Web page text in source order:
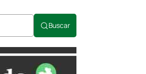
Buscar